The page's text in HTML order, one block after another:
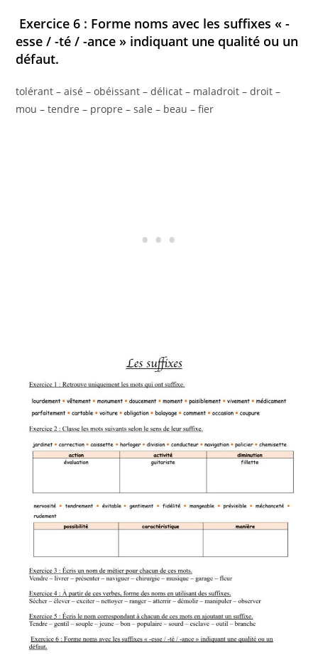
Exercice 6 : Forme noms avec les suffixes « -
esse / -té / -ance » indiquant une qualité ou un
défaut.
tolérant – aisé – obéissant – délicat – maladroit – droit –
mou – tendre – propre – sale – beau – fier